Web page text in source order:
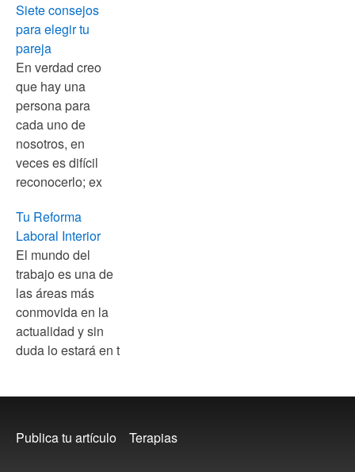
Siete consejos
para elegir tu
pareja
En verdad creo
que hay una
persona para
cada uno de
nosotros, en
veces es difícil
reconocerlo; ex
Tu Reforma
Laboral Interior
El mundo del
trabajo es una de
las áreas más
conmovida en la
actualidad y sin
duda lo estará en t
menu
Publica tu artículo Terapias